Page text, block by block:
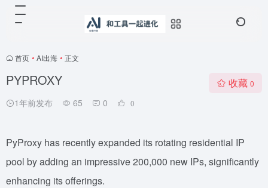
首页 • AI出海 • 正文
PYPROXY
1年前发布 65 0 0
收藏 0
PyProxy has recently expanded its rotating residential IP
pool by adding an impressive 200,000 new IPs, significantly
enhancing its offerings.